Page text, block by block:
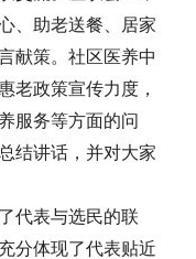
、助老送餐、居家
献策。社区医养中
老政策宣传力度，
服务等方面的问
结讲话，并对大家
代表与选民的联
分体现了代表贴近